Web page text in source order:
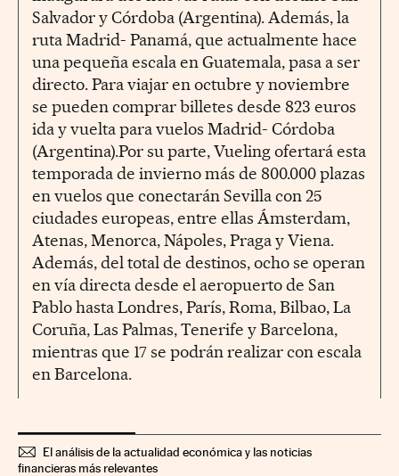
Salvador y Córdoba (Argentina). Además, la
ruta Madrid- Panamá, que actualmente hace
una pequeña escala en Guatemala, pasa a ser
directo. Para viajar en octubre y noviembre
se pueden comprar billetes desde 823 euros
ida y vuelta para vuelos Madrid- Córdoba
(Argentina).Por su parte, Vueling ofertará esta
temporada de invierno más de 800.000 plazas
en vuelos que conectarán Sevilla con 25
ciudades europeas, entre ellas Ámsterdam,
Atenas, Menorca, Nápoles, Praga y Viena.
Además, del total de destinos, ocho se operan
en vía directa desde el aeropuerto de San
Pablo hasta Londres, París, Roma, Bilbao, La
Coruña, Las Palmas, Tenerife y Barcelona,
mientras que 17 se podrán realizar con escala
en Barcelona.
El análisis de la actualidad económica y las noticias
financieras más relevantes